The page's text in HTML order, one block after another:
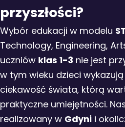
przyszłości?
Wybór edukacji w modelu
Technology, Engineering,
uczniów klas 1-3 nie jest
w tym wieku dzieci
ciekawość świata, którą
praktyczne umiejętności.
realizowany w Gdyni i